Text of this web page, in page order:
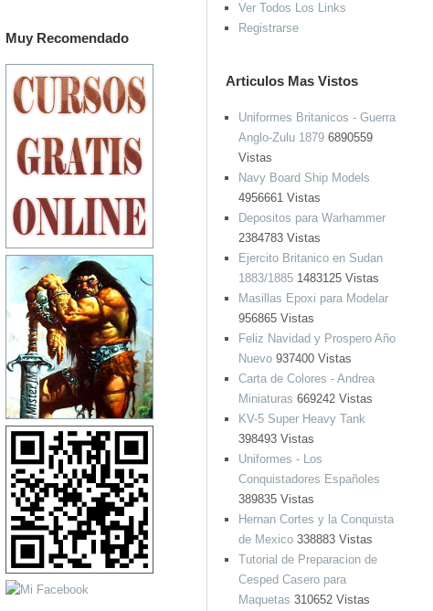
Ver Todos Los Links
Registrarse
Articulos Mas Vistos
Uniformes Britanicos - Guerra
Anglo-Zulu 18796890559
Vistas
Navy Board Ship Models
4956661 Vistas
Depositos para Warhammer
2384783 Vistas
Ejercito Britanico en Sudan
1883/18851483125 Vistas
Masillas Epoxi para Modelar
956865 Vistas
Feliz Navidad y Prospero Año
Nuevo937400 Vistas
Carta de Colores - Andrea
Miniaturas 669242 Vistas
KV-5 Super Heavy Tank
398493 Vistas
Uniformes - Los
Conquistadores Españoles
389835 Vistas
Hernan Cortes y la Conquista
de Mexico338883 Vistas
Tutorial de Preparacion de
Cesped Casero para
Maquetas 310652 Vistas
Muy Recomendado